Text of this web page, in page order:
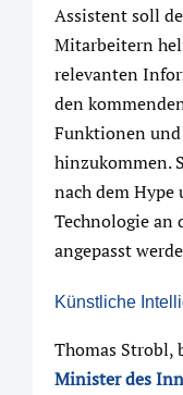
Assistent soll
Mitarbeitern
relevanten
den
Funktionen
hinzukommen.
nach dem Hype
Technologie an
angepasst
Künstliche
Thomas Strobl,
Minister des